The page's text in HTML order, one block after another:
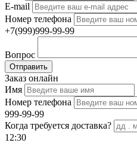
E-mail
Номер телефона
+7(999)999-99-99
Вопрос
Отправить
Заказ онлайн
Имя
Номер телефона
999-99-99
Когда требуется доставка?
12:30